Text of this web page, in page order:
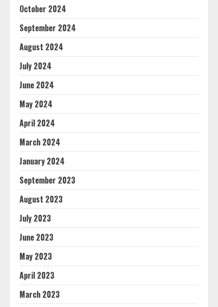
October 2024
September 2024
August 2024
July 2024
June 2024
May 2024
April 2024
March 2024
January 2024
September 2023
August 2023
July 2023
June 2023
May 2023
April 2023
March 2023